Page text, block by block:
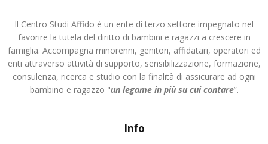
Il Centro Studi Affido è un ente di terzo settore impegnato nel
favorire la tutela del diritto di bambini e ragazzi a crescere in
famiglia. Accompagna minorenni, genitori, affidatari, operatori ed
enti attraverso attività di supporto, sensibilizzazione, formazione,
consulenza, ricerca e studio con la finalità di assicurare ad ogni
bambino e ragazzo "un legame in più su cui contare”.
Info